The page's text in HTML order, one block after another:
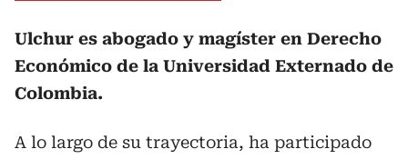
Ulchur es abogado y magíster en Derecho
Económico de la Universidad Externado de
Colombia.
A lo largo de su trayectoria, ha participado